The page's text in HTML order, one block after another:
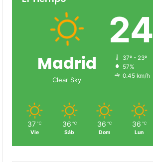
Madrid
Clear Sky
24
37º - 23º
57%
0.45 km/h
37 ℃
Vie
36 ℃
Sáb
36 ℃
Dom
36 ℃
Lun